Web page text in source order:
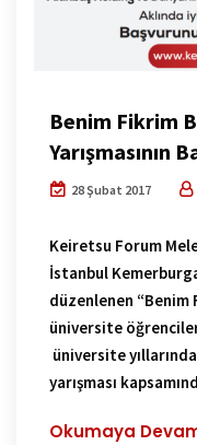
Benim Fikrim
Yarışmasının
28 Şubat 2017
Keiretsu Forum
İstanbul
düzenlenen “Benim
üniversite
üniversite
yarışması
Okumaya